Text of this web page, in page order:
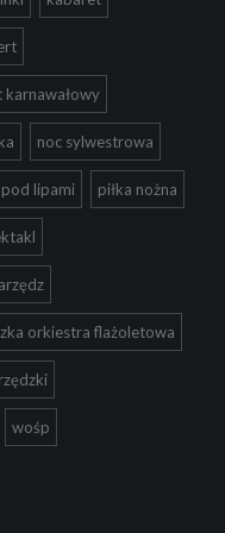
karnawałowy
noc sylwestrowa
pod lipami piłka nożna
orkiestra flażoletowa
wośp